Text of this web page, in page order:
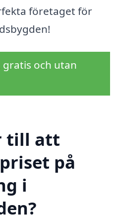
företaget för
gratis och utan
till att
på
i